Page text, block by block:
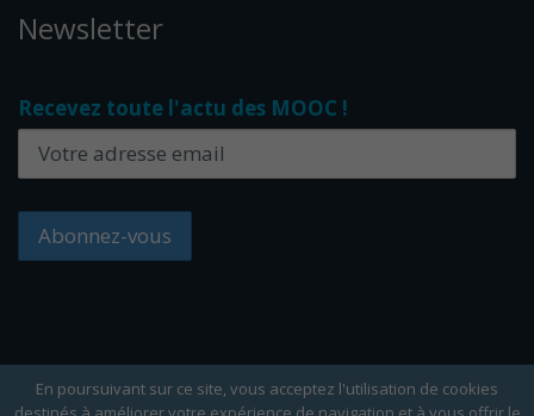
Newsletter
Recevez toute l'actu des MOOC !
En poursuivant sur ce site, vous acceptez l'utilisation de cookies